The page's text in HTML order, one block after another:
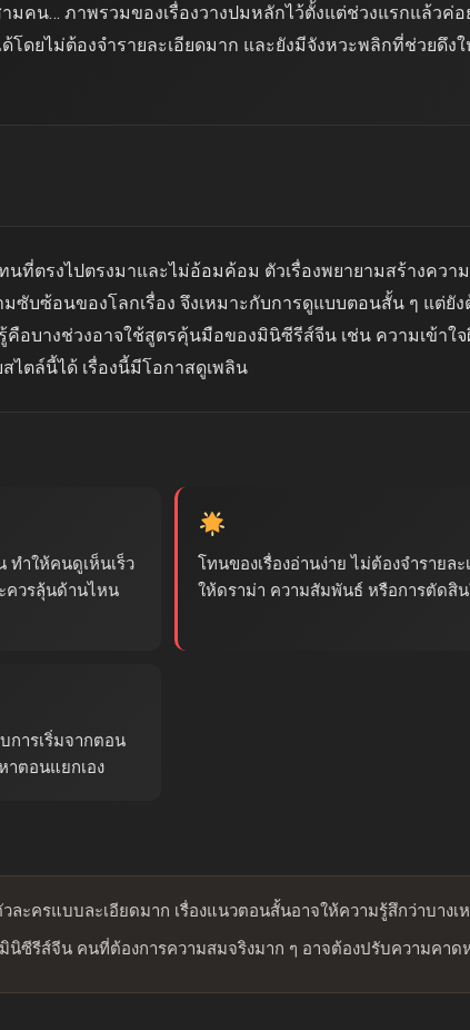
มคน… ภาพรวมของเรื่องวางปมหลักไว้ตั้งแต่ช่วงแรกแล้วค่อ
โดยไม่ต้องจำรายละเอียดมาก และยังมีจังหวะพลิกที่ช่วยดึง
นที่ตรงไปตรงมาและไม่อ้อมค้อม ตัวเรื่องพยายามสร้างควา
ซับซ้อนของโลกเรื่อง จึงเหมาะกับการดูแบบตอนสั้น ๆ แต่ยั
อบางช่วงอาจใช้สูตรคุ้นมือของมินิซีรีส์จีน เช่น ความเข้าใ
ไตล์นี้ได้ เรื่องนี้มีโอกาสดูเพลิน
ำให้คนดูเห็นเร็ว
ควรลุ้นด้านไหน
โทนของเรื่องอ่านง่าย ไม่ต้องจำรายล
ให้ดราม่า ความสัมพันธ์ หรือการตัดสิ
การเริ่มจากตอน
าตอนแยกเอง
ละครแบบละเอียดมาก เรื่องแนวตอนสั้นอาจให้ความรู้สึกว่าบาง
ซีรีส์จีน คนที่ต้องการความสมจริงมาก ๆ อาจต้องปรับความคาด